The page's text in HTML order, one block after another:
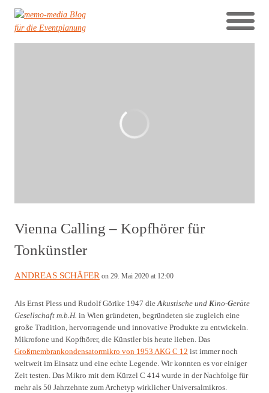
Vienna Calling – Kopfhörer für
Tonkünstler
ANDREAS SCHÄFER on 29. Mai 2020 at 12:00
Als Ernst Pless und Rudolf Görike 1947 dieAkustische und Kino-Geräte
Gesellschaft m.b.H. in Wien gründeten, begründeten sie zugleich eine
große Tradition, hervorragende und innovative Produkte zu entwickeln.
Mikrofone und Kopfhörer, die Künstler bis heute lieben. Das
Großmembrankondensatormikro von 1953 AKG C 12 ist immer noch
weltweit im Einsatz und eine echte Legende. Wir konnten es vor einiger
Zeit testen. Das Mikro mit dem Kürzel C 414 wurde in der Nachfolge für
mehr als 50 Jahrzehnte zum Archetyp wirklicher Universalmikros.